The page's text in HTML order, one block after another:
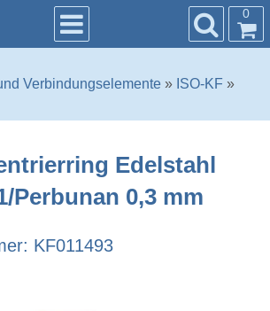
0
Verbindungselemente » ISO-KF »
Edelstahl
Perbunan 0,3 mm
KF011493